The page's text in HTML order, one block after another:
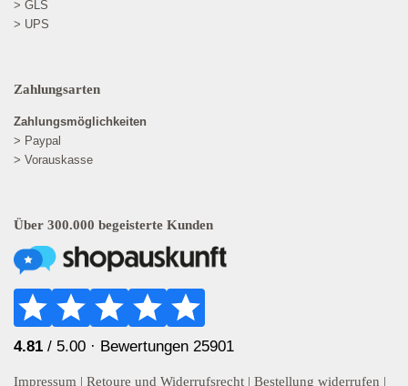
> GLS
> UPS
Zahlungsarten
Zahlungsmöglichkeiten
> Paypal
> Vorauskasse
Über 300.000 begeisterte Kunden
4.81 / 5.00 · Bewertungen 25901
Impressum | Retoure und Widerrufsrecht | Bestellung widerrufen |